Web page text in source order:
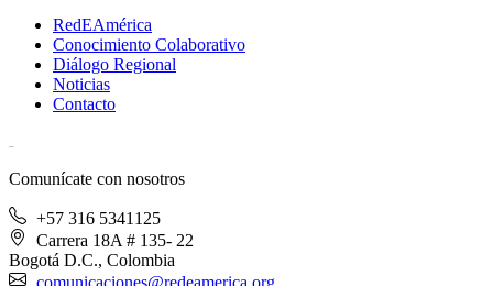
RedEAmérica
Conocimiento Colaborativo
Diálogo Regional
Noticias
Contacto
Comunícate con nosotros
+57 316 5341125
Carrera 18A # 135- 22
Bogotá D.C., Colombia
comunicaciones@redeamerica.org